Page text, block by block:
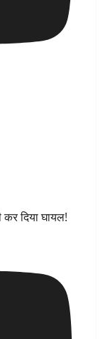
दिया घायल!